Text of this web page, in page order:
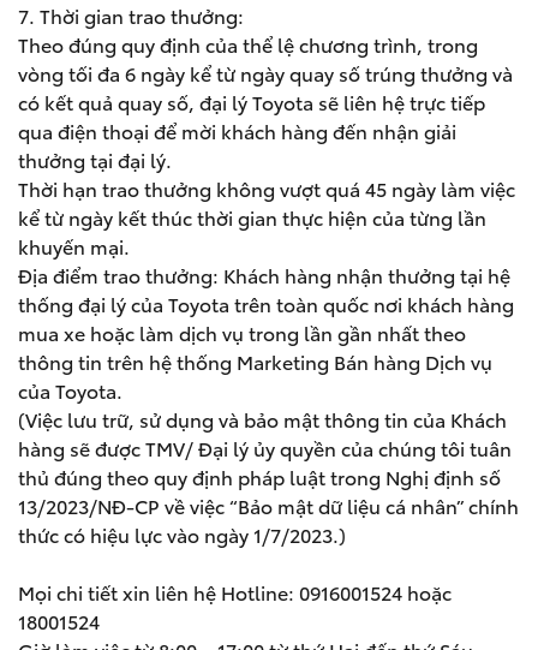
7. Thời gian trao thưởng:
Theo đúng quy định của thể lệ chương trình, trong
vòng tối đa 6 ngày kể từ ngày quay số trúng thưởng và
có kết quả quay số, đại lý Toyota sẽ liên hệ trực tiếp
qua điện thoại để mời khách hàng đến nhận giải
thưởng tại đại lý.
Thời hạn trao thưởng không vượt quá 45 ngày làm việc
kể từ ngày kết thúc thời gian thực hiện của từng lần
khuyến mại.
Địa điểm trao thưởng: Khách hàng nhận thưởng tại hệ
thống đại lý của Toyota trên toàn quốc nơi khách hàng
mua xe hoặc làm dịch vụ trong lần gần nhất theo
thông tin trên hệ thống Marketing Bán hàng Dịch vụ
của Toyota.
(Việc lưu trữ, sử dụng và bảo mật thông tin của Khách
hàng sẽ được TMV/ Đại lý ủy quyền của chúng tôi tuân
thủ đúng theo quy định pháp luật trong Nghị định số
13/2023/NĐ-CP về việc “Bảo mật dữ liệu cá nhân” chính
thức có hiệu lực vào ngày 1/7/2023.)
Mọi chi tiết xin liên hệ Hotline: 0916001524 hoặc
18001524